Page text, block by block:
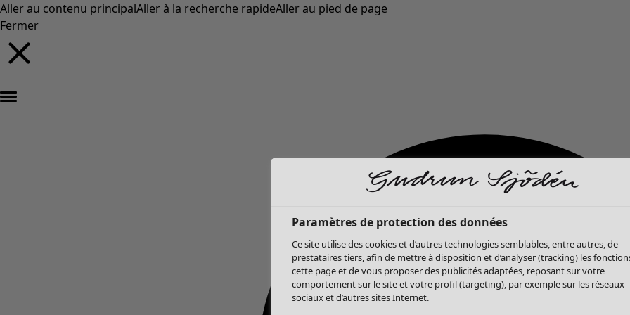
Aller au contenu principalAller à la recherche rapideAller au pied de page
Fermer
Paramètres de protection des données
Ce site utilise des cookies et d’autres technologies semblables, entre autres, de
prestataires tiers, afin de mettre à disposition et d’analyser (tracking) les
cette page et de vous proposer des publicités adaptées, reposant sur votre
comportement sur le site et votre profil (targeting), par exemple sur les réseaux
sociaux et d’autres sites Internet.